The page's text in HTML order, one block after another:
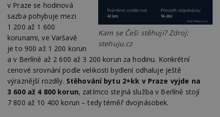
Kam se Češi stěhují? Zdroj:
stehuju.cz
v Praze se hodinová
sazba pohybuje mezi
1 200 až 1 600
korunami, ve Varšavě
je to 900 až 1 200 korun
a v Berlíně až 2 600 až 3 200 korun za hodinu. Konkrétní
cenové srovnání podle velikosti bydlení odhaluje ještě
výraznější rozdíly. Stěhování bytu 2+kk v Praze vyjde na
3 600 až 4 800 korun, zatímco stejná služba v Berlíně stojí
7 800 až 10 400 korun – tedy téměř dvojnásobek.